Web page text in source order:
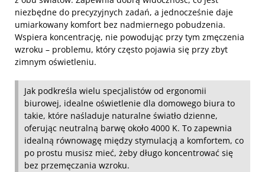
niezbędne do precyzyjnych zadań, a jednocześnie daje
umiarkowany komfort bez nadmiernego pobudzenia.
Wspiera koncentrację, nie powodując przy tym zmęczenia
wzroku – problemu, który często pojawia się przy zbyt
zimnym oświetleniu.
Jak podkreśla wielu specjalistów od ergonomii
biurowej, idealne oświetlenie dla domowego biura to
takie, które naśladuje naturalne światło dzienne,
oferując neutralną barwę około 4000 K. To zapewnia
idealną równowagę między stymulacją a komfortem, co
po prostu musisz mieć, żeby długo koncentrować się
bez przemęczania wzroku.